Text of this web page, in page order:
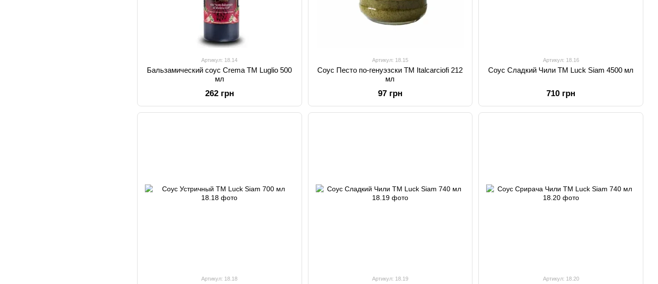
Артикул: 18.14
Бальзамический соус Crema TM Luglio 500
мл
262 грн
Артикул: 18.15
Соус Песто по-генуэзски TM Italcarciofi 212
мл
97 грн
Артикул: 18.16
Соус Сладкий Чили TM Luck Siam 4500 мл
710 грн
Артикул: 18.18 Артикул: 18.19 Артикул: 18.20